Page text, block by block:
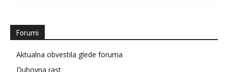
Forumi
Aktualna obvestila glede foruma
Duhovna rast